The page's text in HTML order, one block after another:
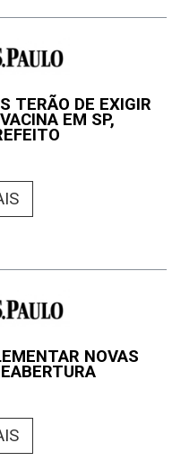
TERÃO DE EXIGIR
EM SP,
NOVAS